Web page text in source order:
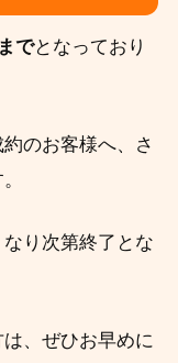
でとなっており
のお客様へ、さ
り次第終了とな
、ぜひお早めに